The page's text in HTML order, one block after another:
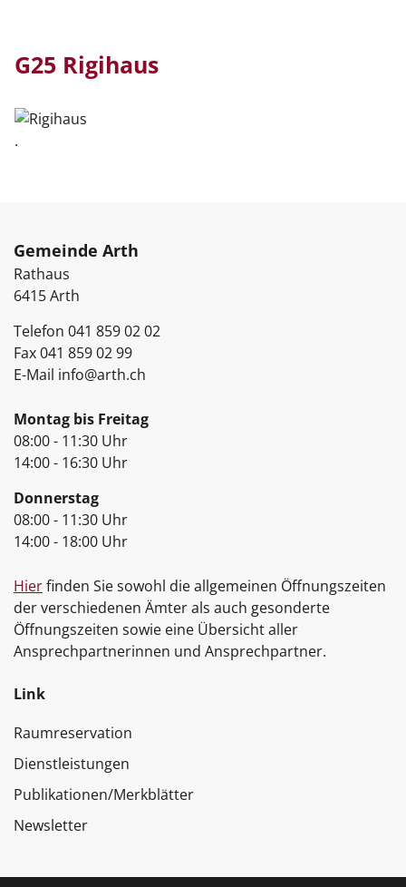
G25 Rigihaus
.
Gemeinde Arth
Rathaus
6415Arth
Telefon 041 859 02 02
Fax041 859 02 99
E-Mail info@arth.ch
Öffnungszeiten
Montag bis Freitag
08:00 - 11:30 Uhr
14:00 - 16:30 Uhr
Donnerstag
08:00 - 11:30 Uhr
14:00 - 18:00 Uhr
Hierfinden Sie sowohl die allgemeinen Öffnungszeiten
der verschiedenen Ämter als auch gesonderte
Öffnungszeiten sowie eine Übersicht aller
Ansprechpartnerinnen und Ansprechpartner.
Link
Raumreservation
Dienstleistungen
Publikationen/Merkblätter
Newsletter